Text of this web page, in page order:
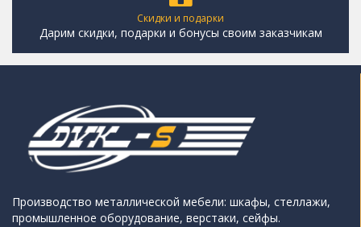
Скидки и подарки
Дарим скидки, подарки и бонусы своим заказчикам
Производство металлической мебели: шкафы, стеллажи,
промышленное оборудование, верстаки, сейфы.